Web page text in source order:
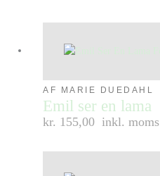
AF MARIE DUEDAHL
Emil ser en lama
kr. 155,00 inkl. moms